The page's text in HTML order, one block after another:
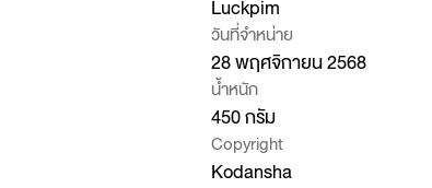
Luckpim
วันที่จำหน่าย
28 พฤศจิกายน 2568
น้ำหนัก
450 กรัม
Copyright
Kodansha